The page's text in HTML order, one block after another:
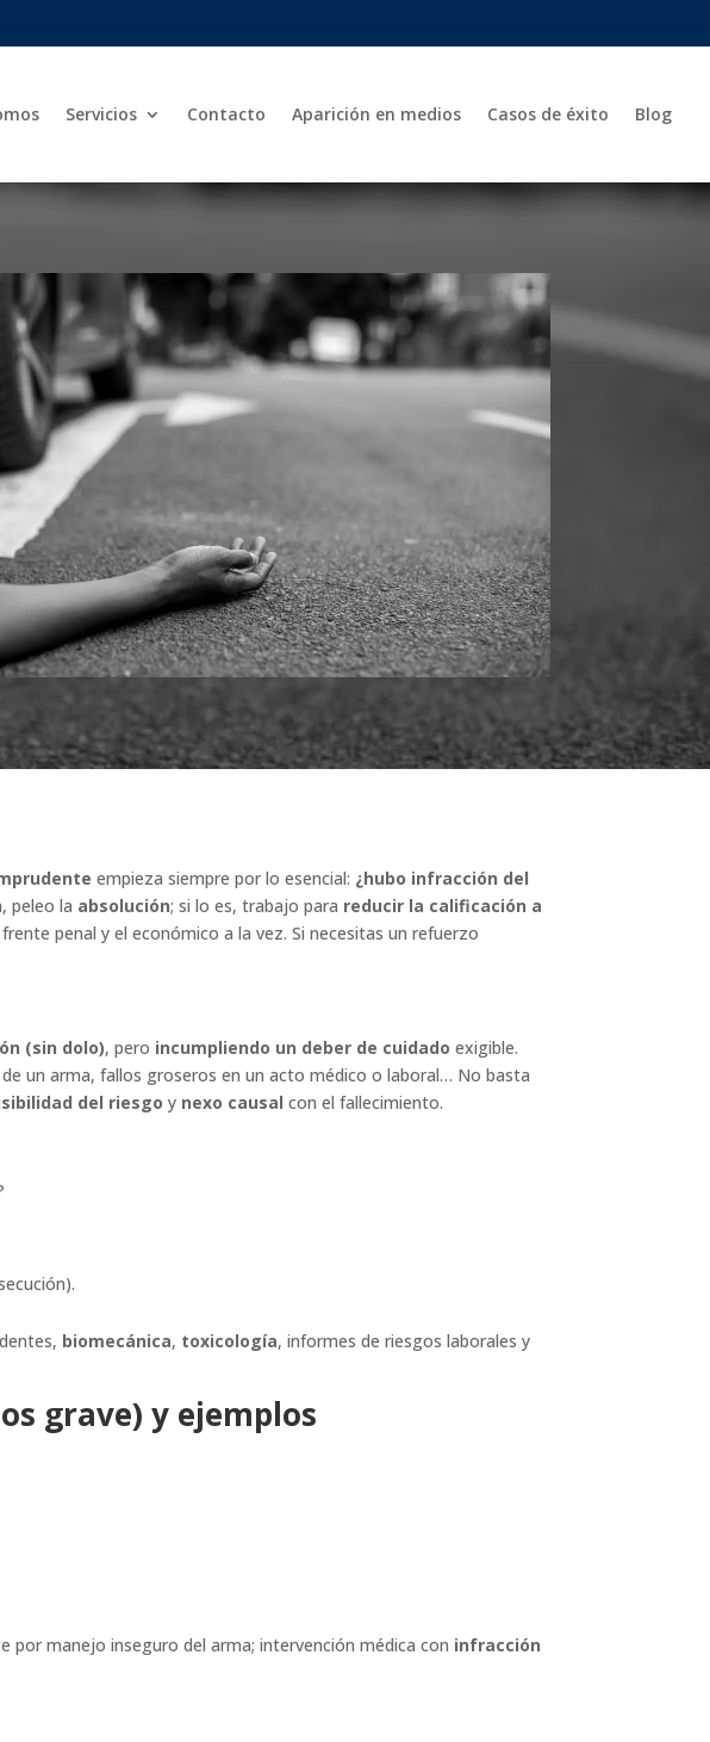
Servicios Contacto Aparición en medios Casos de éxito Blog
empieza siempre por lo esencial: ¿hubo infracción del
peleo la absolución; si lo es, trabajo para reducir la calificación a
penal y el económico a la vez. Si necesitas un refuerzo
(sin dolo), pero incumpliendo un deber de cuidado exigible.
un arma, fallos groseros en un acto médico o laboral… No basta
del riesgo y nexo causal con el fallecimiento.
biomecánica, toxicología, informes de riesgos laborales y
grave) y ejemplos
manejo inseguro del arma; intervención médica con infracción